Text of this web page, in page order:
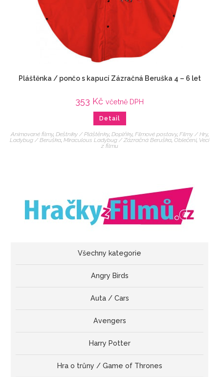
Pláštěnka / pončo s kapucí Zázračná Beruška 4 – 6 let
353 Kč včetně DPH
Detail
Animované filmy, Deštníky / Pláštěnky, Doplňky, Filmové postavy, Filmy / Hry,
Ladybug / Beruška Miraculous Ladybug / Zázračná Beruška Oblečení, Veci
z filmu
Všechny kategorie
Angry Birds
Auta / Cars
Avengers
Harry Potter
Hra o trůny / Game of Thrones